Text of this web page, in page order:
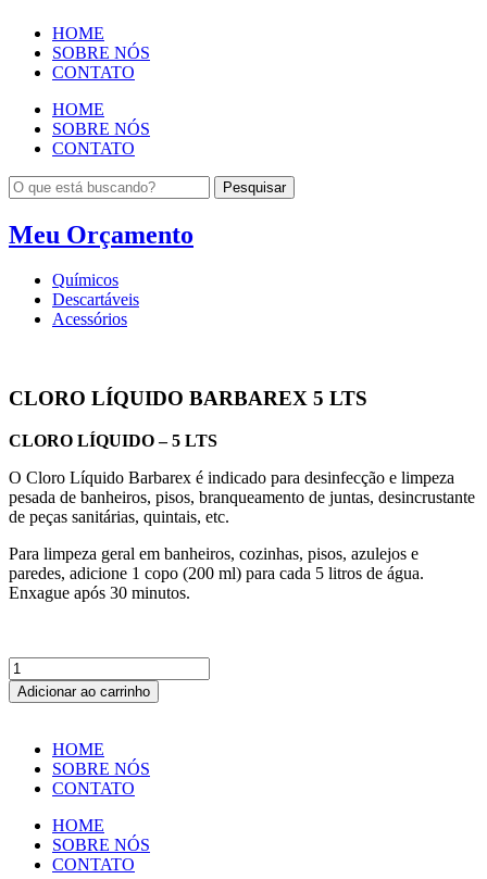
HOME
SOBRE NÓS
CONTATO
HOME
SOBRE NÓS
CONTATO
Pesquisar
Meu Orçamento
Químicos
Descartáveis
Acessórios
CLORO LÍQUIDO BARBAREX 5 LTS
CLORO LÍQUIDO – 5 LTS
O Cloro Líquido Barbarex é indicado para desinfecção e limpeza
pesada de banheiros, pisos, branqueamento de juntas, desincrustante
de peças sanitárias, quintais, etc.
Para limpeza geral em banheiros, cozinhas, pisos, azulejos e
paredes, adicione 1 copo (200 ml) para cada 5 litros de água.
Enxague após 30 minutos.
CLORO
LÍQUIDO
BARBAREX
LTS
quantidade
Adicionar ao carrinho
HOME
SOBRE NÓS
CONTATO
HOME
SOBRE NÓS
CONTATO